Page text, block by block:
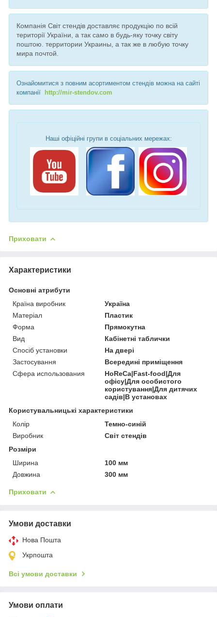
Компанія Світ стендів доставляє продукцію по всій
території України, а так само в будь-яку точку світу
поштою. территории Украины, а так же в любую точку
мира почтой.
Ознайомитися з повним асортиментом стендів можна на сайті
компанії http://mir-stendov.com
Наші офіційні групи в соціальних мережах:
Приховати
Характеристики
Основні атрибути
Країна виробник
Україна
Матеріал
Пластик
Форма
Прямокутна
Вид
Кабінетні таблички
Спосіб установки
На двері
Застосування
Всередині приміщення
Сфера использования
HoReCa|Fast-food|Для
офісу|Для особистого
користування|Для дитячих
садів|В установах
Користувальницькі характеристики
Колір
Темно-синій
Виробник
Світ стендів
Розміри
Ширина
100 мм
Довжина
300 мм
Приховати
Умови доставки
Нова Пошта
Укрпошта
Всі умови доставки
Умови оплати